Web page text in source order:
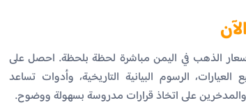
الذهب في اليمن مباشرة لحظة بلحظة. احصل على
العيارات، الرسوم البيانية التاريخية، وأدوات تساعد
والمدخرين على اتخاذ قرارات مدروسة بسهولة ووضوح.